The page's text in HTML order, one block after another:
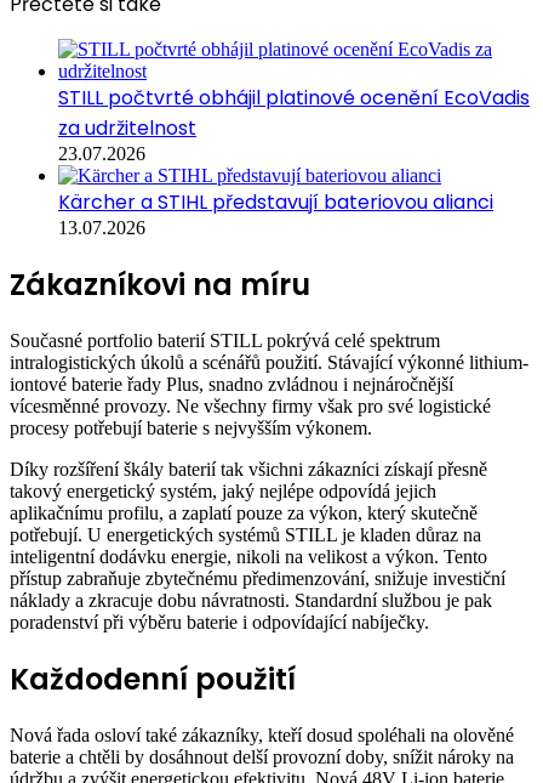
STILL počtvrté obhájil platinové ocenění EcoVadis
za udržitelnost
23.07.2026
Kärcher a STIHL představují bateriovou alianci
13.07.2026
Zákazníkovi na míru
Současné portfolio baterií STILL pokrývá celé spektrum
intralogistických úkolů a scénářů použití. Stávající výkonné lithium-
iontové baterie řady Plus, snadno zvládnou i nejnáročnější
vícesměnné provozy. Ne všechny firmy však pro své logistické
procesy potřebují baterie s nejvyšším výkonem.
Díky rozšíření škály baterií tak všichni zákazníci získají přesně
takový energetický systém, jaký nejlépe odpovídá jejich
aplikačnímu profilu, a zaplatí pouze za výkon, který skutečně
potřebují. U energetických systémů STILL je kladen důraz na
inteligentní dodávku energie, nikoli na velikost a výkon. Tento
přístup zabraňuje zbytečnému předimenzování, snižuje investiční
náklady a zkracuje dobu návratnosti. Standardní službou je pak
poradenství při výběru baterie i odpovídající nabíječky.
Každodenní použití
Nová řada osloví také zákazníky, kteří dosud spoléhali na olověné
baterie a chtěli by dosáhnout delší provozní doby, snížit nároky na
údržbu a zvýšit energetickou efektivitu. Nová 48V Li-ion baterie